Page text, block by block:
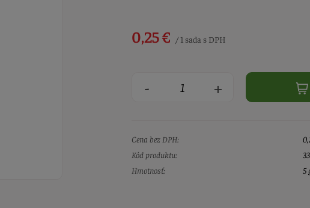
0,25 € / 1 sada s DPH
- +
Cena bez DPH:
Kód produktu:
Hmotnosť:
5